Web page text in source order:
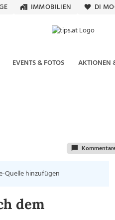
IMMOBILIEN DI
EVENTS & FOTOS AKTIONEN
Quelle hinzufügen
dem